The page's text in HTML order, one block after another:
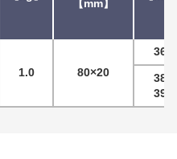
mm
1.0 80×20
365
385
395